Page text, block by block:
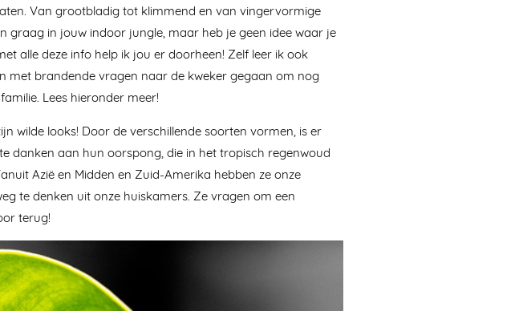
Van grootbladig tot klimmend en van vingervormige
graag in jouw indoor jungle, maar heb je geen idee waar je
alle deze info help ik jou er doorheen! Zelf leer ik ook
met brandende vragen naar de kweker gegaan om nog
Lees hieronder meer!
wilde looks! Door de verschillende soorten vormen, is er
danken aan hun oorspong, die in het tropisch regenwoud
Azië en Midden en Zuid-Amerika hebben ze onze
te denken uit onze huiskamers. Ze vragen om een
terug!